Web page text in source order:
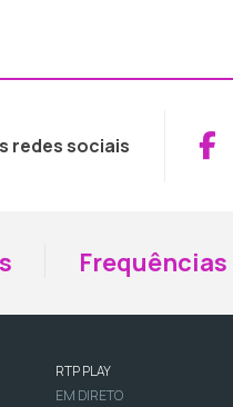
redes sociais
Frequências
RTP PLAY
EM DIRETO